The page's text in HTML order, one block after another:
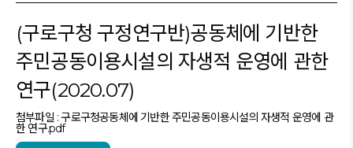
(구로구청 구정연구반)공동체에 기반한
주민공동이용시설의 자생적 운영에 관한
연구(2020.07)
첨부파일 : 구로구청공동체에 기반한 주민공동이용시설의 자생적 운영에 관
한 연구.pdf